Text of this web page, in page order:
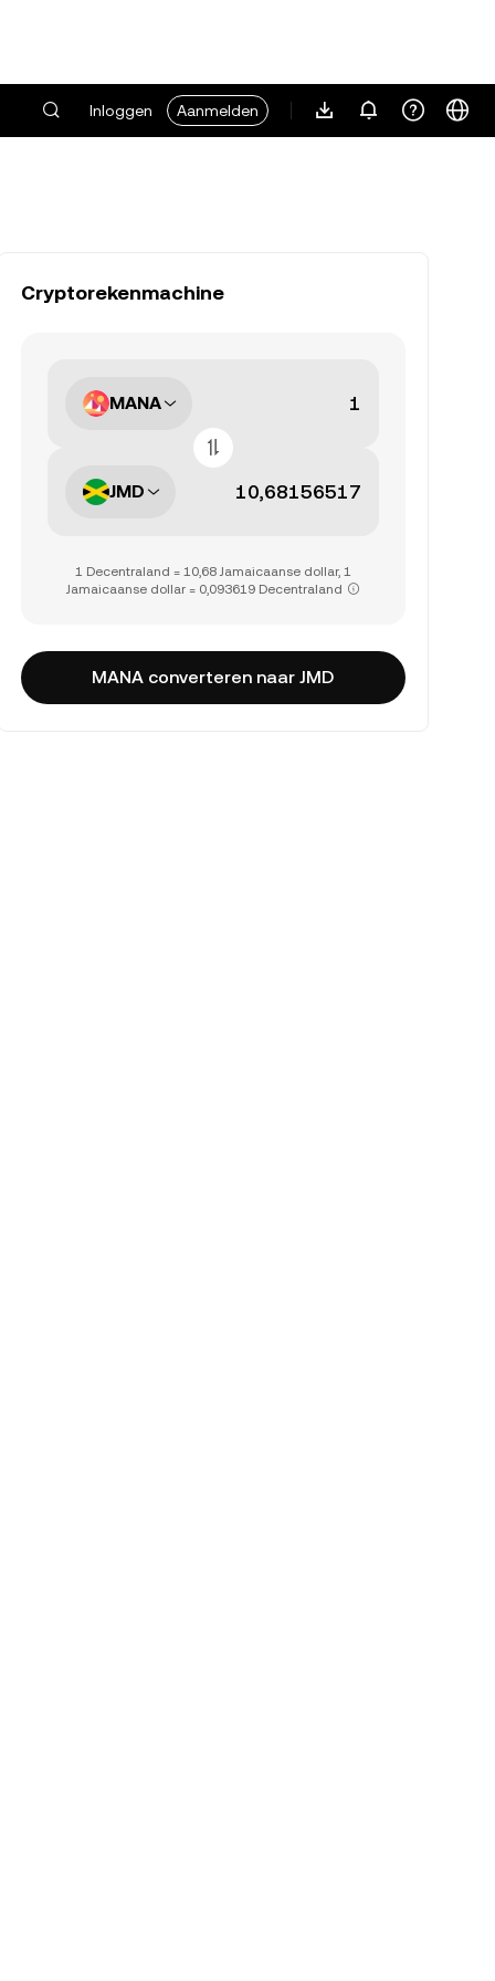
Inloggen Aanmelden
Cryptorekenmachine
MANA
JMD
1 Decentraland = 10,68 Jamaicaanse dollar, 1
Jamaicaanse dollar = 0,093619 Decentraland
MANA converteren naar JMD